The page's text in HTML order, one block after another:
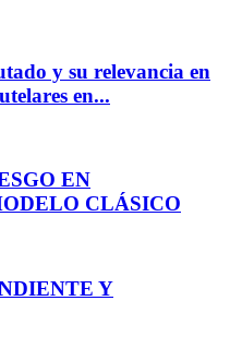
y su relevancia en
en...
EN
CLÁSICO
Y